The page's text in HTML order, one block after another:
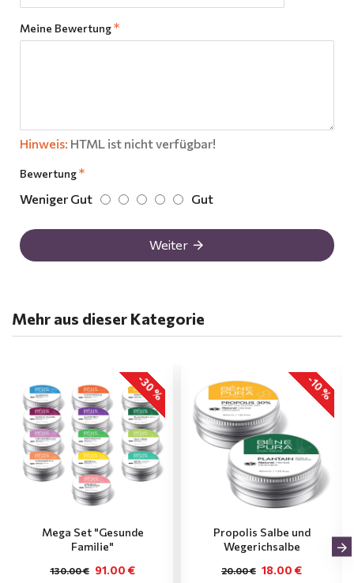
Meine Bewertung
Hinweis: HTML ist nicht verfügbar!
Bewertung
Weniger Gut Gut
Weiter
Mehr aus dieser Kategorie
-30 %
Mega Set "Gesunde
Familie"
91.00 €
130.00 €
-10 %
Propolis Salbe und
Wegerichsalbe
18.00 €
20.00 €